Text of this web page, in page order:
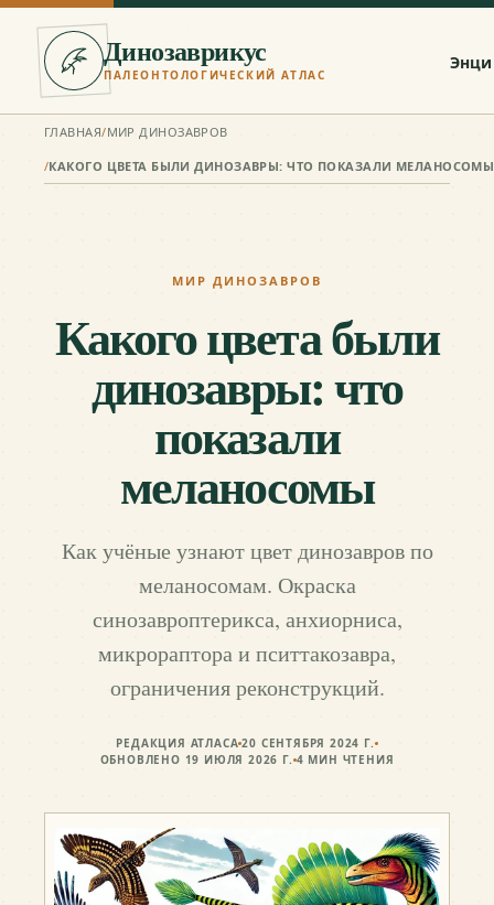
Динозаврикус
ПАЛЕОНТОЛОГИЧЕСКИЙ АТЛАС
ГЛАВНАЯ/МИР ДИНОЗАВРОВ
/КАКОГО ЦВЕТА БЫЛИ ДИНОЗАВРЫ: ЧТО ПОКАЗАЛИ МЕЛАНОСОМЫ
МИР ДИНОЗАВРОВ
Какого цвета были
динозавры: что
показали
меланосомы
Как учёные узнают цвет динозавров по
меланосомам. Окраска
синозавроптерикса, анхиорниса,
микрораптора и пситтакозавра,
ограничения реконструкций.
РЕДАКЦИЯ АТЛАСА 20 СЕНТЯБРЯ 2024 Г.
ОБНОВЛЕНО 19 ИЮЛЯ 2026 Г. 4 МИН ЧТЕНИЯ